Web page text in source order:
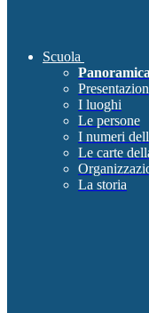
Scuola
Panoramica
I luoghi
Le persone
I numeri
Le carte
La storia